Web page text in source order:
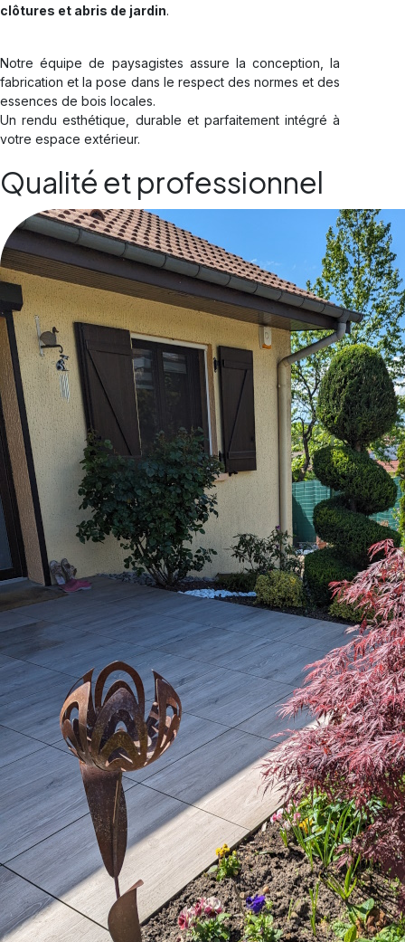
clôtures et abris de jardin.
Notre équipe de paysagistes assure la conception, la
fabrication et la pose dans le respect des normes et des
essences de bois locales.
Un rendu esthétique, durable et parfaitement intégré à
votre espace extérieur.
Qualité et professionnel